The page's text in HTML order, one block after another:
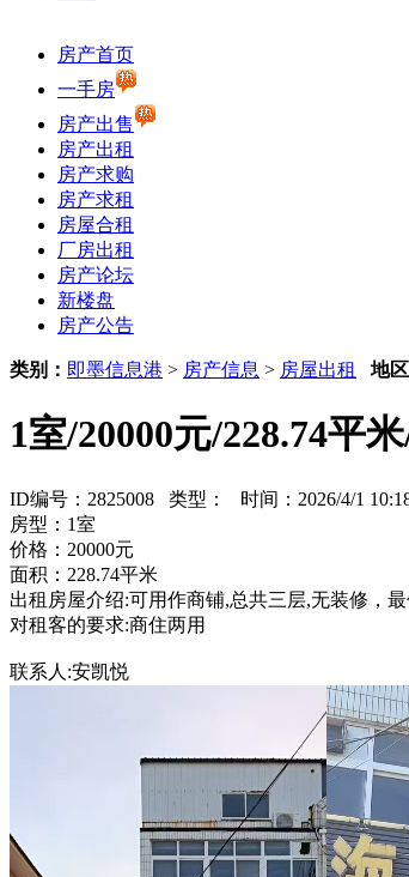
房产首页
一手房
房产出售
房产出租
房产求购
房产求租
房屋合租
厂房出租
房产论坛
新楼盘
房产公告
类别： 即墨信息港 > 房产信息 > 房屋出租 地区
1室/20000元/228.74平
ID编号：2825008 类型： 时间：2026/4/1
房型：1室
价格：20000元
面积：228.74平米
出租房屋介绍:可用作商铺,总共三层,无装修，
对租客的要求:商住两用
联系人:安凯悦